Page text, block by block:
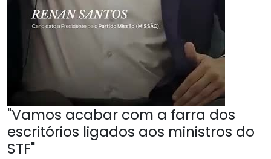
"Vamos acabar com a farra dos
escritórios ligados aos ministros do
STF"